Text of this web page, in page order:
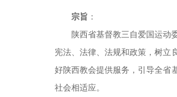
宗旨 ：
陕西省基督教三自爱国运动
宪法、法律、法规和政策，树立
好陕西教会提供服务，引导全省
社会相适应。